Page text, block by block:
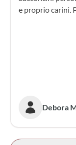
e proprio carini.
Debora